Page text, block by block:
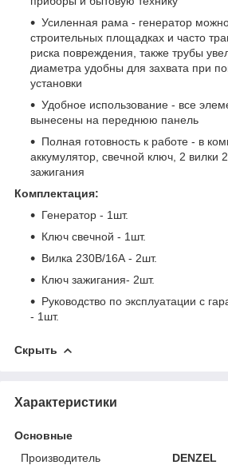
Усиленная рама - генератор
строительных площадках и часто
риска повреждения, также трубы
диаметра удобны для захвата при
установки
Удобное использование - все
вынесены на переднюю панель
Полная готовность к работе - в
аккумулятор, свечной ключ, 2 вилки
зажигания
Комплектация:
Генератор - 1шт.
Ключ свечной - 1шт.
Вилка 230В/16А - 2шт.
Ключ зажигания- 2шт.
Руководство по эксплуатации с
- 1шт.
Скрыть
Характеристики
Основные
Производитель
DENZEL